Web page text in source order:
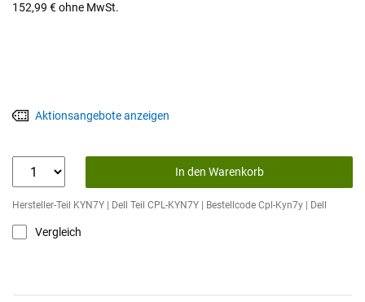
152,99 €ohne MwSt.
Aktionsangebote anzeigen
In den Warenkorb
Hersteller-Teil KYN7Y | Dell Teil CPL-KYN7Y | Bestellcode Cpl-Kyn7y | Dell
Vergleich